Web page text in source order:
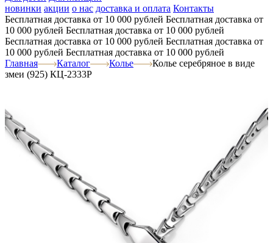
новинки акции о нас доставка и оплата Контакты
Бесплатная доставка от 10 000 рублей Бесплатная доставка от
10 000 рублей Бесплатная доставка от 10 000 рублей
Бесплатная доставка от 10 000 рублей Бесплатная доставка от
10 000 рублей Бесплатная доставка от 10 000 рублей
Главная
Каталог Колье
Колье серебряное в виде
змеи (925) КЦ-2333Р